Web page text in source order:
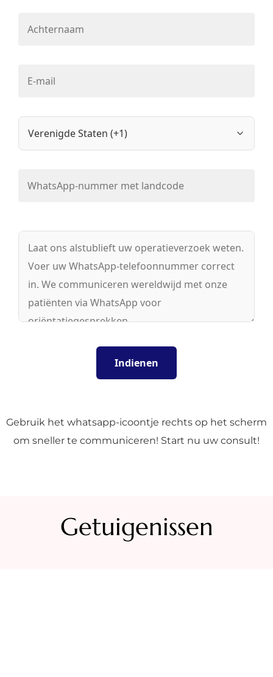
Gebruik het whatsapp-icoontje rechts op het scherm
om sneller te communiceren! Start nu uw consult!
Getuigenissen